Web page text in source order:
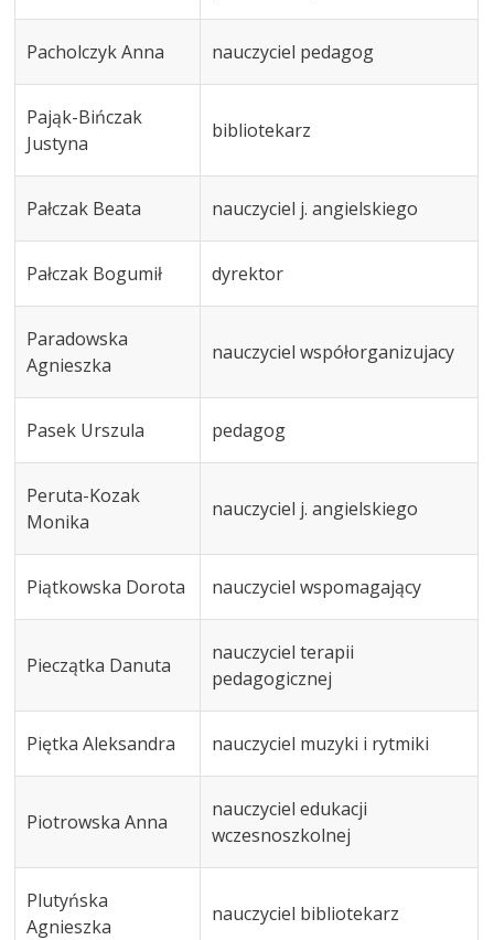
Pacholczyk Anna nauczyciel pedagog
Pająk-Bińczak
Justyna
bibliotekarz
Pałczak Beata nauczyciel j. angielskiego
Pałczak Bogumił dyrektor
Paradowska
Agnieszka
nauczyciel współorganizujacy
Pasek Urszula pedagog
Peruta-Kozak
Monika
nauczyciel j. angielskiego
Piątkowska Dorota nauczyciel wspomagający
Pieczątka Danuta
nauczyciel terapii
pedagogicznej
Piętka Aleksandra nauczyciel muzyki i rytmiki
Piotrowska Anna
nauczyciel edukacji
wczesnoszkolnej
Plutyńska
Agnieszka
nauczyciel bibliotekarz